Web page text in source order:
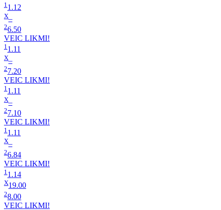
1 1.12
X–
26.50
VEIC LIKMI!
1 1.11
X–
27.20
VEIC LIKMI!
1 1.11
X–
27.10
VEIC LIKMI!
1 1.11
X–
26.84
VEIC LIKMI!
1 1.14
X19.00
28.00
VEIC LIKMI!